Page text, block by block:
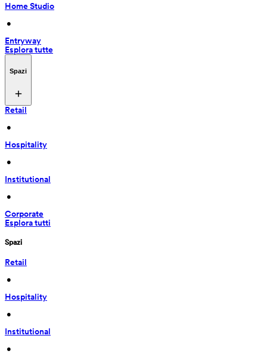
Home Studio
•
Entryway
Esplora tutte
Spazi
Retail
•
Hospitality
•
Institutional
•
Corporate
Esplora tutti
Spazi
Retail
•
Hospitality
•
Institutional
•